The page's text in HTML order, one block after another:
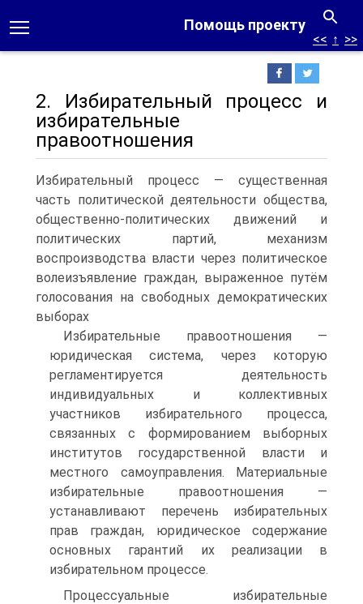
Помощь проекту
<< ↑ >>
2. Избирательный процесс и
избирательные
правоотношения
Избирательный процесс — существенная
часть политической деятельности общества,
общественно-политических движений и
политических партий, механизм
воспроизводства власти через политическое
волеизъявление граждан, выраженное путём
голосования на свободных демократических
выборах
Избирательные правоотношения —
юридическая система, через которую
регламентируется деятельность
индивидуальных и коллективных
участников избирательного процесса,
связанных с формированием выборных
институтов государственной власти и
местного самоуправления. Материальные
избирательные правоотношения —
устанавливают перечень избирательных
прав граждан, юридическое содержание
основных гарантий их реализации в
избирательном процессе.
Процессуальные избирательные